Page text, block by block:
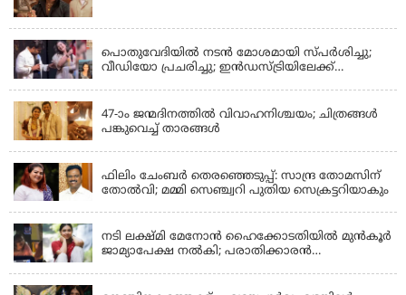
പൊതുവേദിയില്‍ നടന്‍ മോശമായി സ്പര്‍ശിച്ചു;
വീഡിയോ പ്രചരിച്ചു; ഇന്‍ഡസ്ട്രിയിലേക്ക്
47-ാം ജന്മദിനത്തിൽ വിവാഹനിശ്ചയം; ചിത്രങ്ങള്‍
പങ്കുവെച്ച് താരങ്ങൾ
ഫിലിം ചേംബർ തെരഞ്ഞെടുപ്പ്: സാന്ദ്ര തോമസിന്
തോൽവി; മമ്മി സെഞ്ച്വറി പുതിയ സെക്രട്ടറിയാകും
നടി ലക്ഷ്മി മേനോൻ ഹൈക്കോടതിയിൽ മുൻ‌കൂർ
ജാമ്യാപേക്ഷ നൽകി; പരാതിക്കാരൻ